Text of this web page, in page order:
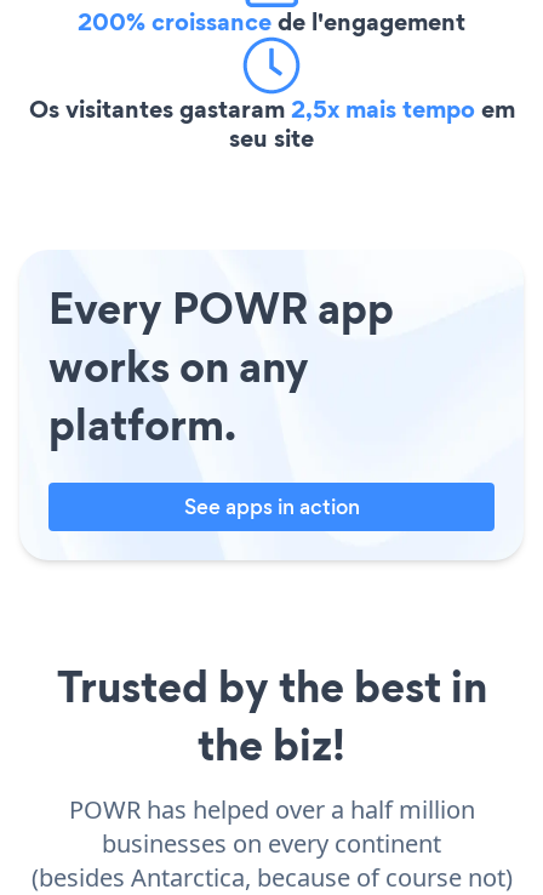
200% croissancede l'engagement
Os visitantes gastaram2,5x mais tempoem
seu site
Every POWR app
works on any
platform.
See apps in action
Trusted by the best in
the biz!
POWR has helped over a half million
businesses on every continent
(besides Antarctica, because of course not)